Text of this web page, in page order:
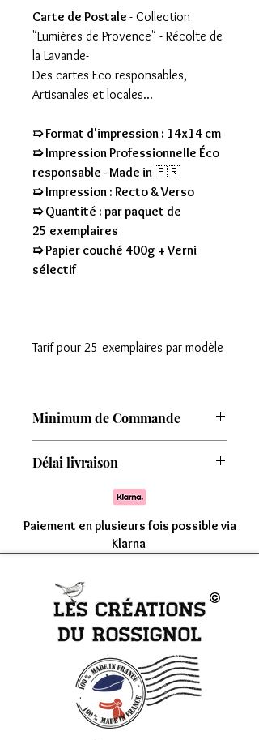
Carte de Postale - Collection
"Lumières de Provence" - Récolte de
la Lavande-
Des cartes Eco responsables,
Artisanales et locales...
➯ Format d'impression : 14x14 cm
➯ Impression Professionnelle Éco
responsable - Made in🇫🇷
➯ Impression : Recto & Verso
➯ Quantité : par paquet de
25 exemplaires
➯ Papier couché 400g + Verni
sélectif
Tarif pour 25 exemplaires par modèle
Minimum de Commande
8 modèles
Délai livraison
Comptez une livraison entre 7 à 15 jours
Paiement en plusieurs fois possible via
Klarna